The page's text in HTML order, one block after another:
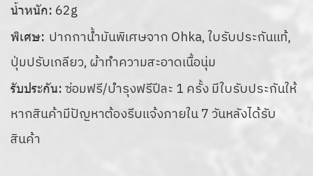
น้ำหนัก: 62g
พิเศษ: ปากกาน้ำมันพิเศษจาก Ohka, ใบรับประกันแท้,
ปุ่มปรับเกลียว, ผ้าทำความสะอาดเนื้อนุ่ม
รับประกัน: ซ่อมฟรี/บำรุงฟรีปีละ 1 ครั้ง มีใบรับประกันให้
หากสินค้ามีปัญหาต้องรีบแจ้งภายใน 7 วันหลังได้รับ
สินค้า